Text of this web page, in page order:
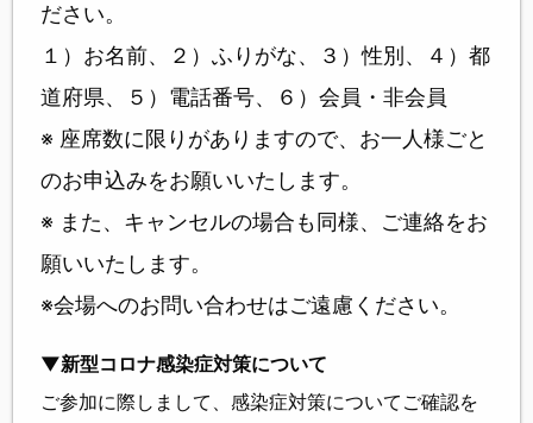
ださい。
１）お名前、２）ふりがな、３）性別、４）都
道府県、５）電話番号、６）会員・非会員
※ 座席数に限りがありますので、お一人様ごと
のお申込みをお願いいたします。
※ また、キャンセルの場合も同様、ご連絡をお
願いいたします。
※会場へのお問い合わせはご遠慮ください。
▼新型コロナ感染症対策について
ご参加に際しまして、感染症対策についてご確認を